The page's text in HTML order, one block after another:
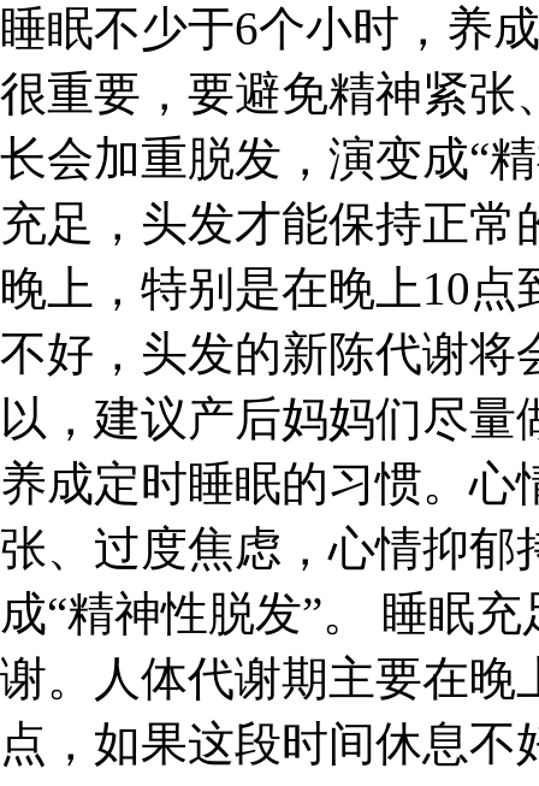
睡眠不少于6个小时，养
很重要，要避免精神紧张
长会加重脱发，演变成“
充足，头发才能保持正
晚上，特别是在晚上10
不好，头发的新陈代谢将
以，建议产后妈妈们尽
养成定时睡眠的习惯。
张、过度焦虑，心情抑郁
成“精神性脱发”。 睡眠
谢。人体代谢期主要在晚
点，如果这段时间休息